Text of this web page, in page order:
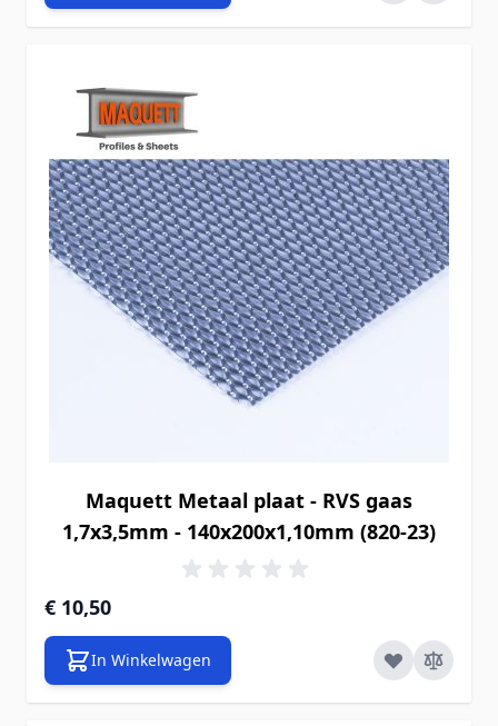
Maquett Metaal plaat - RVS gaas
1,7x3,5mm - 140x200x1,10mm (820-23)
€ 10,50
In Winkelwagen